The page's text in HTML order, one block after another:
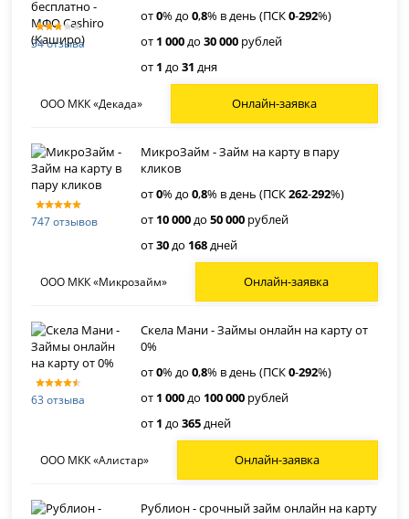
34 отзыва
от0% до0,8% в день (ПСК0-292%)
от 1 000до30 000 рублей
от 1 до31 дня
ООО МКК «Декада» Онлайн-заявка
747 отзывов
МикроЗайм - Займ на карту в пару
кликов
от0% до0,8% в день (ПСК262-292%)
от 10 000до50 000 рублей
от30до 168дней
ООО МКК «Микрозайм» Онлайн-заявка
63 отзыва
Скела Мани - Займы онлайн на карту от
0%
от0% до0,8% в день (ПСК0-292%)
от 1 000до 100 000 рублей
от 1 до365дней
ООО МКК «Алистар» Онлайн-заявка
Рублион - срочный займ онлайн на карту